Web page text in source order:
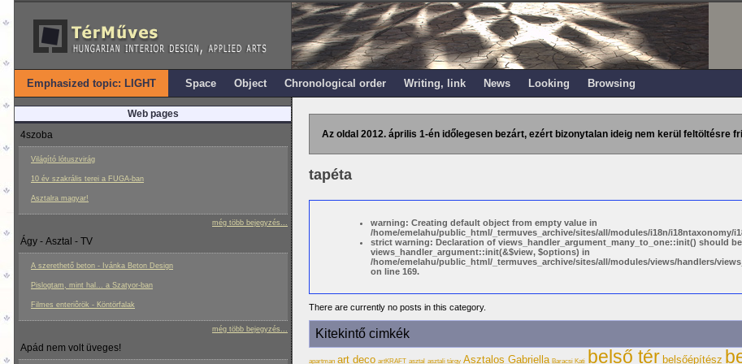
Emphasized topic: LIGHT Space Object Chronological order Writing, link News Looking Browsing
Web pages
4szoba
Világító lótuszvirág
10 év szakrális terei a FUGA-ban
Asztalra magyar!
még több bejegyzés...
Ágy - Asztal - TV
A szerethető beton - Ivánka Beton Design
Pislogtam, mint hal... a Szatyor-ban
Filmes enteriôrök - Köntörfalak
még több bejegyzés...
Apád nem volt üveges!
Az oldal 2012. április 1-én időlegesen bezárt, ezért bizonytalan ideig nem kerül feltöltésre
tapéta
warning: Creating default object from empty value in
/home/emelahu/public_html/_termuves_archive/sites/all/modules/i18n/i18ntaxonomy/
strict warning: Declaration of views_handler_argument_many_to_one::init() should
views_handler_argument::init(&$view, $options) in
/home/emelahu/public_html/_termuves_archive/sites/all/modules/views/handlers/
on line 169.
There are currently no posts in this category.
Kitekintő cimkék
apartman art deco artKRAFT asztal asztali tárgy Asztalos Gabriella Baracsi Kati belső tér belsőépítész